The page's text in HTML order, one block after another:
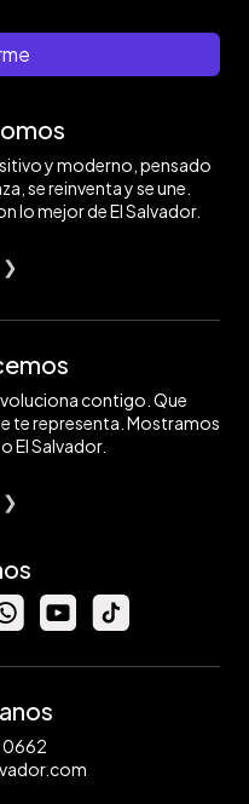
y moderno, pensado
se reinventa y se une.
lo mejor de El Salvador.
❯
contigo. Que
te representa. Mostramos
El Salvador.
❯
0662